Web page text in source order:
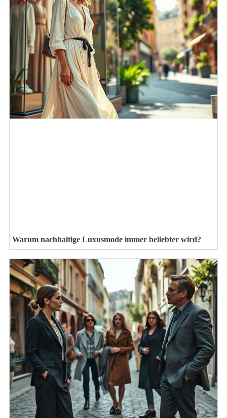
Warum nachhaltige Luxusmode immer beliebter wird?